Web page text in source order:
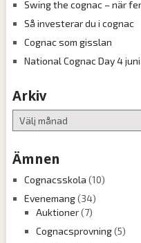
Swing the cognac – när
Så investerar du i cognac
Cognac som gisslan
National Cognac Day 4
Arkiv
Arkiv
Ämnen
Cognacsskola (10)
Evenemang(34)
Auktioner(7)
Cognacsprovning(5)